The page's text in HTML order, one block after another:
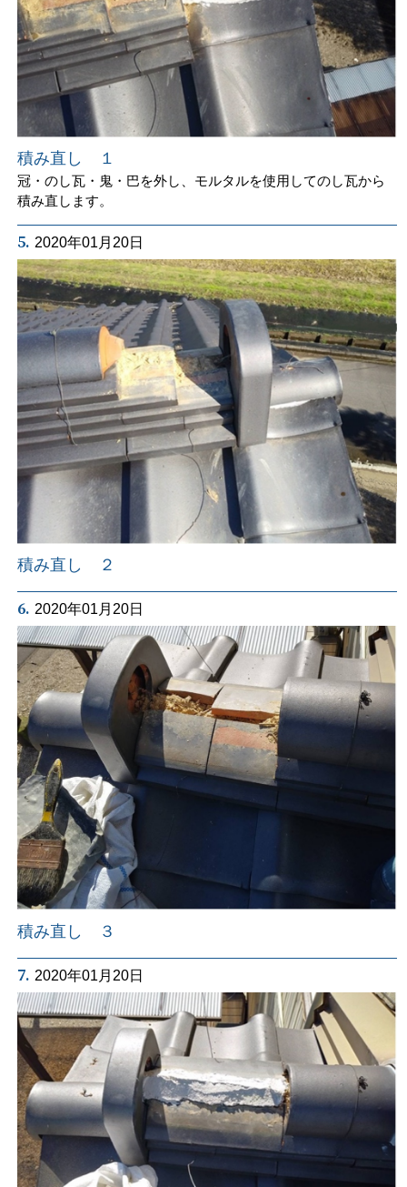
積み直し １
冠・のし瓦・鬼・巴を外し、モルタルを使用してのし瓦から
積み直します。
5. 2020年01月20日
積み直し ２
6. 2020年01月20日
積み直し ３
7. 2020年01月20日